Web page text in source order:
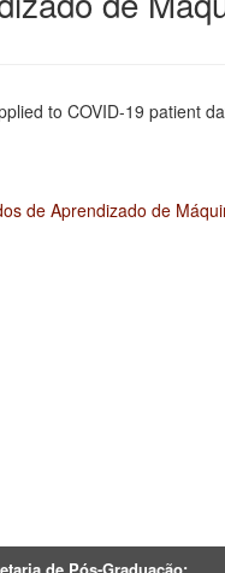
to COVID-19 patient
de Aprendizado de
de Pós-Graduação: